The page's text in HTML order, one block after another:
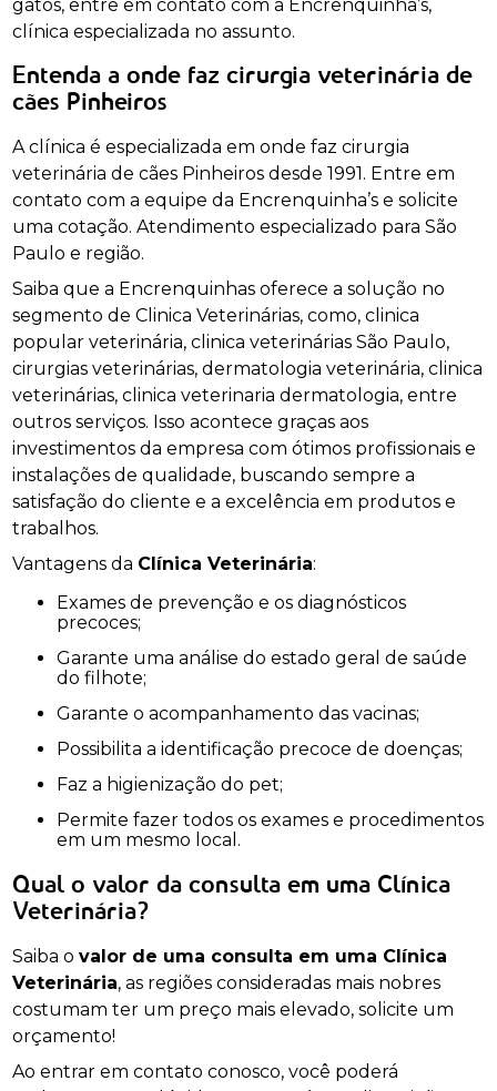
gatos, entre em contato com a Encrenquinha’s,
clínica especializada no assunto.
Entenda a onde faz cirurgia veterinária de
cães Pinheiros
A clínica é especializada em onde faz cirurgia
veterinária de cães Pinheiros desde 1991. Entre em
contato com a equipe da Encrenquinha’s e solicite
uma cotação. Atendimento especializado para São
Paulo e região.
Saiba que a Encrenquinhas oferece a solução no
segmento de Clinica Veterinárias, como, clinica
popular veterinária, clinica veterinárias São Paulo,
cirurgias veterinárias, dermatologia veterinária, clinica
veterinárias, clinica veterinaria dermatologia, entre
outros serviços. Isso acontece graças aos
investimentos da empresa com ótimos profissionais e
instalações de qualidade, buscando sempre a
satisfação do cliente e a excelência em produtos e
trabalhos.
Vantagens da Clínica Veterinária:
Exames de prevenção e os diagnósticos
precoces;
Garante uma análise do estado geral de saúde
do filhote;
Garante o acompanhamento das vacinas;
Possibilita a identificação precoce de doenças;
Faz a higienização do pet;
Permite fazer todos os exames e procedimentos
em um mesmo local.
Qual o valor da consulta em uma Clínica
Veterinária?
Saiba ovalor de uma consulta em uma Clínica
Veterinária, as regiões consideradas mais nobres
costumam ter um preço mais elevado, solicite um
orçamento!
Ao entrar em contato conosco, você poderá